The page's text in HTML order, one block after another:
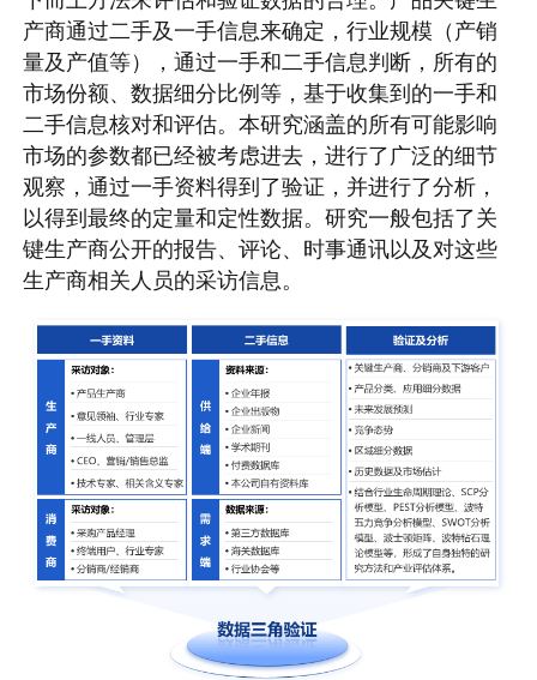
产商通过二手及一手信息来确定，行业规模（产销
量及产值等），通过一手和二手信息判断，所有的
市场份额、数据细分比例等，基于收集到的一手和
二手信息核对和评估。本研究涵盖的所有可能影响
市场的参数都已经被考虑进去，进行了广泛的细节
观察，通过一手资料得到了验证，并进行了分析，
以得到最终的定量和定性数据。研究一般包括了关
键生产商公开的报告、评论、时事通讯以及对这些
生产商相关人员的采访信息。